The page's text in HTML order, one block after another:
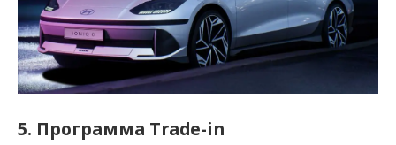
5. Программа Trade-in